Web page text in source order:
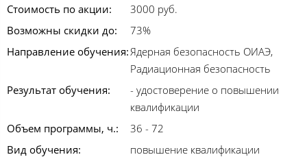
Стоимость по акции:
3000 руб.
Возможны скидки до:
73%
Направление обучения: Ядерная безопасность ОИАЭ,
Радиационная безопасность
Результат обучения:
- удостоверение о повышении
квалификации
Объем программы, ч.:
36 - 72
Вид обучения:
повышение квалификации